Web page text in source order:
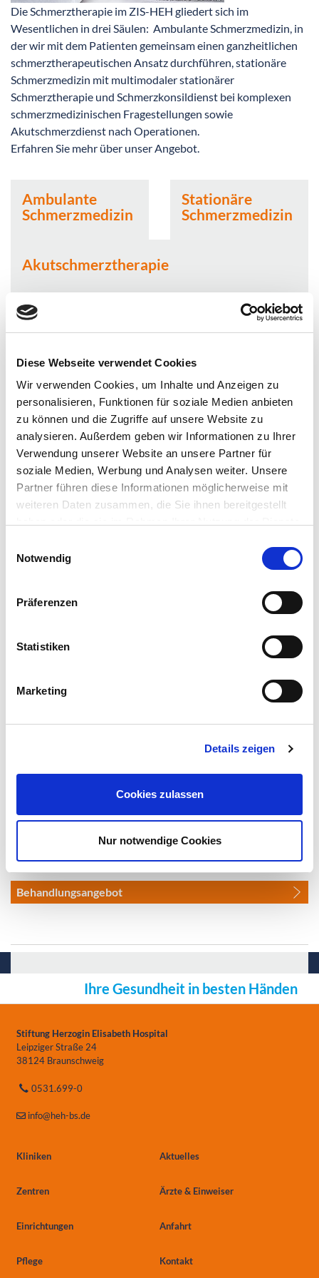
Diese Webseite verwendet Cookies
Wir verwenden Cookies, um Inhalte und Anzeigen zu
personalisieren, Funktionen für soziale Medien anbieten
zu können und die Zugriffe auf unsere Website zu
analysieren. Außerdem geben wir Informationen zu Ihrer
Verwendung unserer Website an unsere Partner für
soziale Medien, Werbung und Analysen weiter. Unsere
Partner führen diese Informationen möglicherweise mit
weiteren Daten zusammen, die Sie ihnen bereitgestellt
Notwendig
Präferenzen
Statistiken
Marketing
Details zeigen
Cookies zulassen
Nur notwendige Cookies
Die Schmerztherapie im ZIS-HEH gliedert sich im
Wesentlichen in drei Säulen: Ambulante Schmerzmedizin, in
der wir mit dem Patienten gemeinsam einen ganzheitlichen
schmerztherapeutischen Ansatz durchführen, stationäre
Schmerzmedizin mit multimodaler stationärer
Schmerztherapie und Schmerzkonsildienst bei komplexen
schmerzmedizinischen Fragestellungen sowie
Akutschmerzdienst nach Operationen.
Erfahren Sie mehr über unser Angebot.
Ambulante
Schmerzmedizin
Stationäre
Schmerzmedizin
Akutschmerztherapie
Wir behandeln u.a. folgende Schmerzarten:
Akute Schmerzen (wenn der Schmerz 6 Wochen
Chronische Schmerzen:
Schmerzen im Kopf- und Gesichtsbereich
Schmerzen an der Wirbelsäule
Viszerale Schmerzen
Tumorschmerzen
Ischämieschmerzen
CRPS
Schmerzen bei Kindern
Psychosomatisch führende Schmerzen
Behandlungsangebot
Ihre Gesundheit in besten Händen
Stiftung Herzogin Elisabeth Hospital
Leipziger Straße 24
38124 Braunschweig
0531.699-0
info@heh-bs.de
Kliniken Aktuelles
Zentren Ärzte & Einweiser
Einrichtungen Anfahrt
Pflege Kontakt